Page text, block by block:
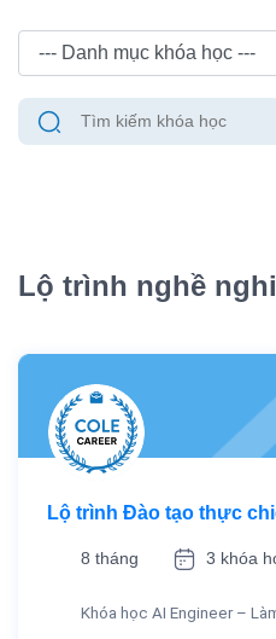
Lộ trình nghề
Lộ trình Đào tạo thực
8 tháng 3 khóa
Khóa học AI Engineer –